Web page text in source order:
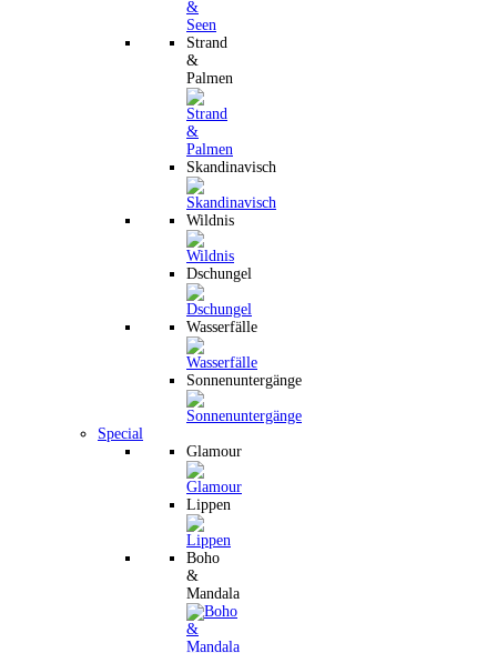
Strand
&
Palmen
Skandinavisch
Wildnis
Dschungel
Wasserfälle
Sonnenuntergänge
Special
Glamour
Lippen
Boho
&
Mandala